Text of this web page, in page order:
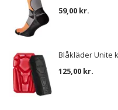
59,00 kr.
Blåkläder Unite
125,00 kr.